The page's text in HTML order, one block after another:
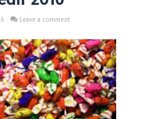
Leave a comment